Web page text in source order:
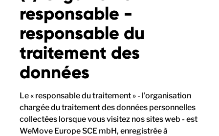
responsable -
responsable du
traitement des
données
Le « responsable du traitement » - l'organisation
chargée du traitement des données personnelles
collectées lorsque vous visitez nos sites web - est
WeMove Europe SCE mbH, enregistrée à